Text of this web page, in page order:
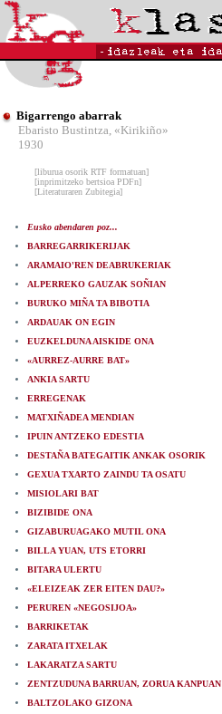
Bigarrengo abarrak
Ebaristo Bustintza, «Kirikiño»
1930
[liburua osorik RTF formatuan]
[inprimitzeko bertsioa PDFn]
[Literaturaren Zubitegia]
Eusko abendaren poz...
BARREGARRIKERIJAK
ARAMAIO'REN DEABRUKERIAK
ALPERREKO GAUZAK SOÑIAN
BURUKO MIÑA TA BIBOTIA
ARDAUAK ON EGIN
EUZKELDUNA AISKIDE ONA
«AURREZ-AURRE BAT»
ANKIA SARTU
ERREGENAK
MATXIÑADEA MENDIAN
IPUIN ANTZEKO EDESTIA
DESTAÑA BATEGAITIK ANKAK OSORIK
GEXUA TXARTO ZAINDU TA OSATU
MISIOLARI BAT
BIZIBIDE ONA
GIZABURUAGAKO MUTIL ONA
BILLA YUAN, UTS ETORRI
BITARA ULERTU
«ELEIZEAK ZER EITEN DAU?»
PERUREN «NEGOSIJOA»
BARRIKETAK
ZARATA ITXELAK
LAKARATZA SARTU
ZENTZUDUNA BARRUAN, ZORUA KANPUAN
BALTZOLAKO GIZONA